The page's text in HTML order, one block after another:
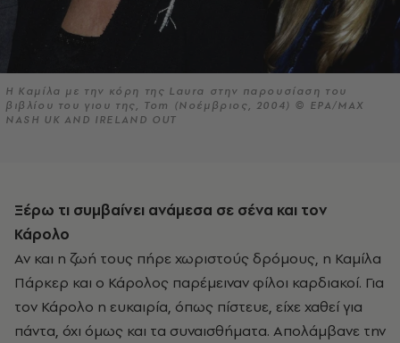
Η Καμίλα με την κόρη της Laura στην παρουσίαση του
βιβλίου του γιου της, Tom (Νοέμβριος, 2004) © EPA/MAX
NASH UK AND IRELAND OUT
Ξέρω τι συμβαίνει ανάμεσα σε σένα και τον
Κάρολο
Αν και η ζωή τους πήρε χωριστούς δρόμους, η Καμίλα
Πάρκερ και ο Κάρολος παρέμειναν φίλοι καρδιακοί. Για
τον Κάρολο η ευκαιρία, όπως πίστευε, είχε χαθεί για
πάντα, όχι όμως και τα συναισθήματα. Απολάμβανε την